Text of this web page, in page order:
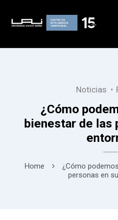
Noticias
¿Cómo
bienestar de las
Home
¿Cómo
personas en